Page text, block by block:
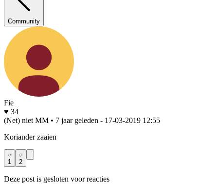
Community
Fie
♥ 34
(Net) niet MM • 7 jaar geleden - 17-03-2019 12:55
Koriander zaaien
1 2
Deze post is gesloten voor reacties